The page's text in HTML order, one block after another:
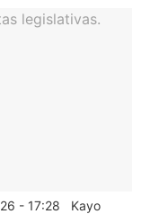
- 17:28 Kayo